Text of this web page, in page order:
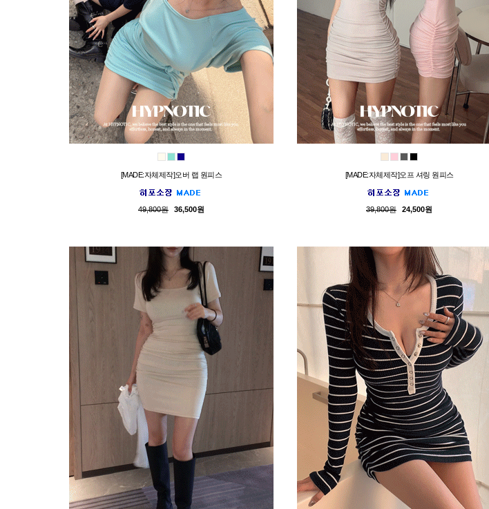
[MADE:자체제작]오버 랩 원피스
49,800원 36,500원
[MADE:자체제작]오프 셔링 원피스
39,800원 24,500원